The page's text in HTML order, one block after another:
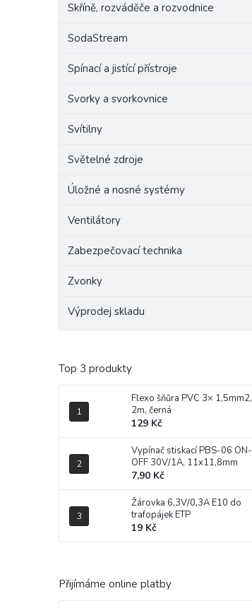
Skříně, rozváděče a rozvodnice
SodaStream
Spínací a jistící přístroje
Svorky a svorkovnice
Svítilny
Světelné zdroje
Úložné a nosné systémy
Ventilátory
Zabezpečovací technika
Zvonky
Výprodej skladu
Top 3 produkty
Flexo šňůra PVC 3× 1,5mm2,
2m, černá
129 Kč
Vypínač stiskací PBS-06 ON-
OFF 30V/1A, 11x11,8mm
7,90 Kč
Žárovka 6,3V/0,3A E10 do
trafopájek ETP
19 Kč
Přijímáme online platby